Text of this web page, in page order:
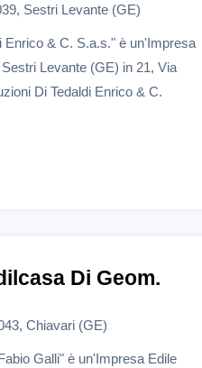
Sestri Levante (GE)
Enrico & C. S.a.s." è un'Impresa
Levante (GE) in 21, Via
Di Tedaldi Enrico & C.
Di Geom.
Chiavari (GE)
Galli" è un'Impresa Edile